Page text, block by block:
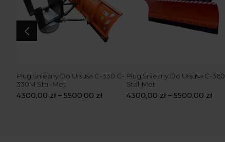
4
Pług Śnieżny Do Ursusa C-330 C-
330M Stal-Met
4300,00 zł – 5500,00 zł
Pług Śnieżny Do Ursusa C-360
Stal-Met
4300,00 zł – 5500,00 zł